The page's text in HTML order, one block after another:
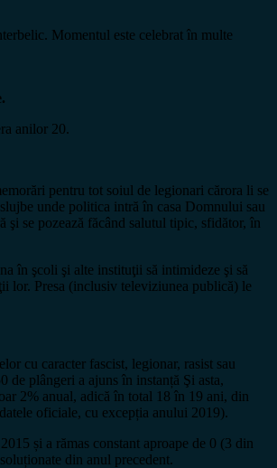
Momentul este celebrat în multe
anilor 20.
pentru tot soiul de legionari cărora li se
unde politica intră în casa Domnului sau
se pozează făcând salutul tipic, sfidător, în
în şcoli şi alte instituţii să intimideze şi să
lor. Presa (inclusiv televiziunea publică) le
cu caracter fascist, legionar, rasist sau
plângeri a ajuns în instanță Şi asta,
2% anual, adică în total 18 în 19 ani, din
oficiale, cu excepția anului 2019).
și a rămas constant aproape de 0 (3 din
din anul precedent.